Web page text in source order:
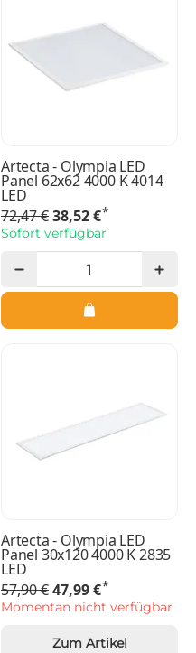
Artecta - Olympia LED
Panel 62x62 4000 K 4014
LED
72,47 €38,52 €*
Sofort verfügbar
Artecta - Olympia LED
Panel 30x120 4000 K 2835
LED
57,90 €47,99 €*
Momentan nicht verfügbar
Zum Artikel